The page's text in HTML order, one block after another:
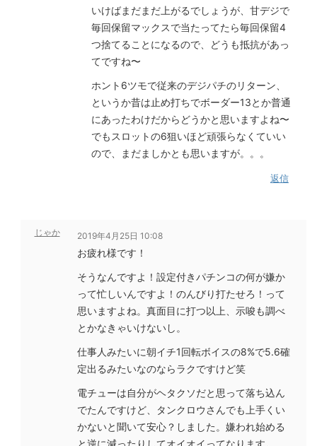
いけばまだまだ上がるでしょうが、甘デジで
毎回保留マックスで当たってたら毎回保留4
つ捨てることになるので、どうも抵抗があっ
てですね〜
ホント6ツモで従来のデジパチのリターン、
というか昔は止め打ちでボーダー13とか普通
にあったわけだからどうかと思いますよね〜
でもスロットの6狙いほど頑張らなくていい
ので、まだましかとも思いますが。。。
返信
じゃか 2019年4月25日 10:08
お疲れ様です！
そうなんですよ！設定付きパチンコの何が嫌か
って忙しいんですよ！のんびり打たせろ！って
思いますよね。真面目に打つ以上、示唆も調べ
とかなきゃいけないし。
仕事人みたいに朝イチ1回転ボイスの8%で5.6確
定出るみたいなのならラクですけど笑
電チューは自分がヘタクソだと思って落ち込ん
でたんですけど、タンクロウさんでも上手くい
かないと聞いて安心？しました。嫌われ始める
と逆に減ったりしてオイオイってなります。